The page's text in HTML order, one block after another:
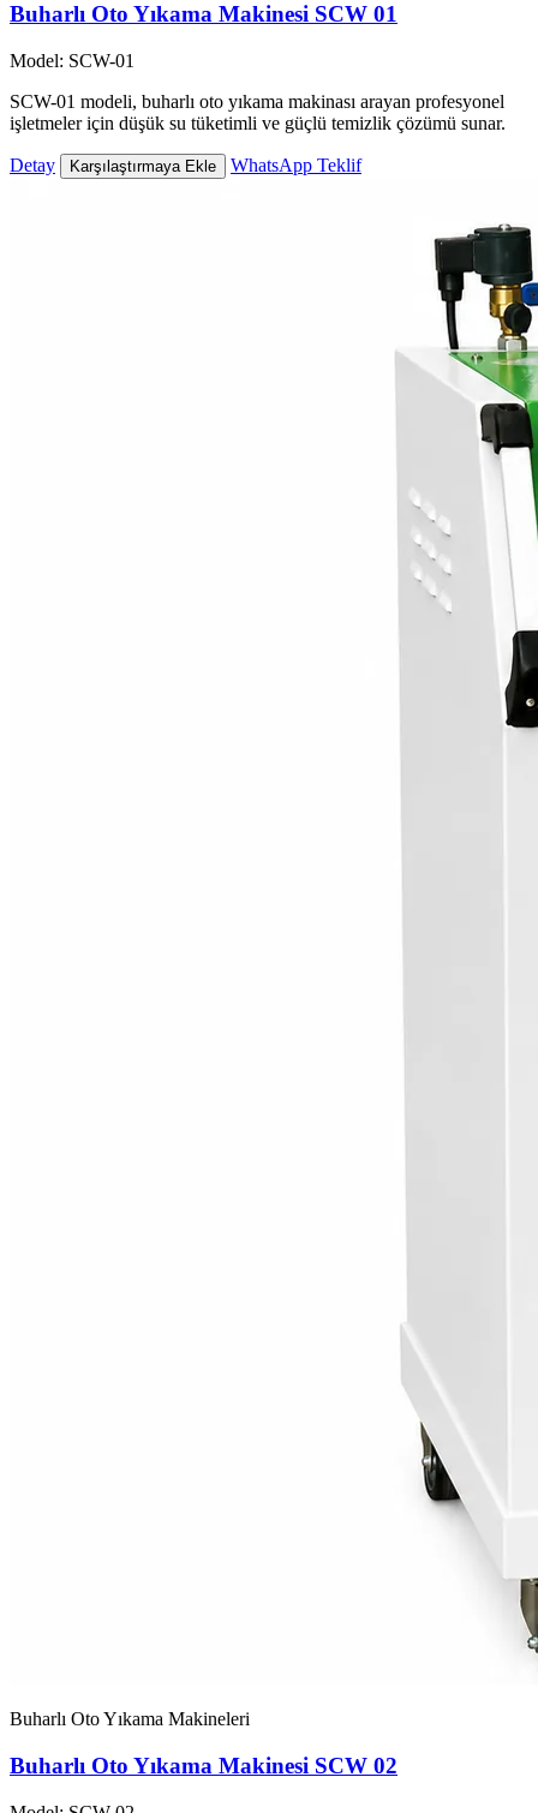
Buharlı Oto Yıkama Makinesi SCW 01
Model: SCW-01
SCW-01 modeli, buharlı oto yıkama makinası arayan profesyonel
işletmeler için düşük su tüketimli ve güçlü temizlik çözümü sunar.
Detay Karşılaştırmaya Ekle WhatsApp Teklif
Buharlı Oto Yıkama Makineleri
Buharlı Oto Yıkama Makinesi SCW 02